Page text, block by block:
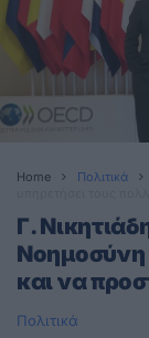
Home Πολιτικά
Γ.
Νοημοσύνη
και να
Πολιτικά